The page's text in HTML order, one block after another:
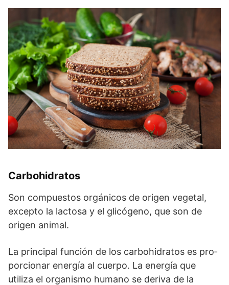
Carbohidratos
Son compuestos orgánicos de origen vegetal,
excepto la lactosa y el glicógeno, que son de
origen animal.
La prin­ci­pal fun­ción de los carbo­hi­dra­tos es pro­
por­cio­nar ener­gía al cuer­po. La energía que
utiliza el organismo humano se deriva de la